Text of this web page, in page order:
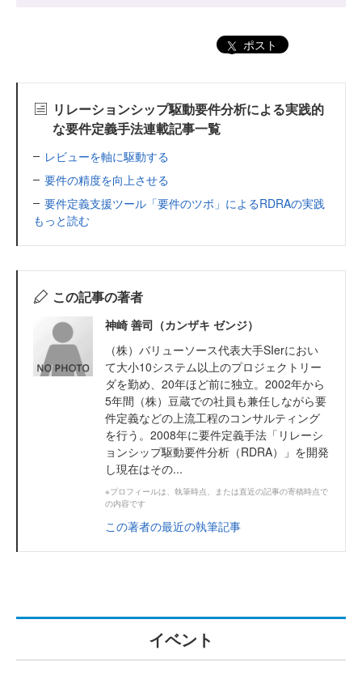
ポスト
リレーションシップ駆動要件分析による実践的
な要件定義手法連載記事一覧
レビューを軸に駆動する
要件の精度を向上させる
要件定義支援ツール「要件のツボ」によるRDRAの実践
もっと読む
この記事の著者
神崎 善司（カンザキ ゼンジ）
（株）バリューソース代表大手SIerにおい
て大小10システム以上のプロジェクトリー
ダを勤め、20年ほど前に独立。2002年から
5年間（株）豆蔵での社員も兼任しながら要
件定義などの上流工程のコンサルティング
を行う。2008年に要件定義手法「リレーシ
ョンシップ駆動要件分析（RDRA）」を開発
し現在はその...
※プロフィールは、執筆時点、または直近の記事の寄稿時点で
の内容です
この著者の最近の執筆記事
イベント